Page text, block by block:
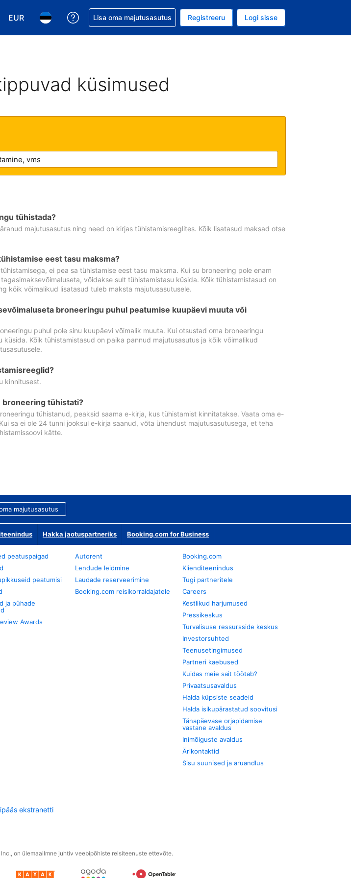
EUR
Vali valuuta. Praegune valitud valuuta on EUR
Vali keel. Praegune valitud keel on Eesti keeles
Saa broneeringuga abi
Lisa oma majutusasutus Registreeru Logi sisse
küsimused
tühistada?
majutusasutus ning need on kirjas tühistamisreeglites. Kõik lisatasud maksad otse
eest tasu maksma?
ei pea sa tühistamise eest tasu maksma. Kui su broneering pole enam
võidakse sult tühistamistasu küsida. Kõik tühistamistasud on
kõik võimalikud lisatasud tuleb maksta majutusasutusele.
broneeringu puhul peatumise kuupäevi muuta või
puhul pole sinu kuupäevi võimalik muuta. Kui otsustad oma broneeringu
küsida. Kõik tühistamistasud on paika pannud majutusasutus ja kõik võimalikud
kinnitusest.
broneering tühistati?
tühistanud, peaksid saama e-kirja, kus tühistamist kinnitatakse. Vaata oma e-
sa ei ole 24 tunni jooksul e-kirja saanud, võta ühendust majutusasutusega, et teha
kätte.
majutusasutus
Hakka jaotuspartneriks Booking.com for Business
peatuspaigad
peatumisi
ja pühade
Awards
Autorent
Lendude leidmine
Laudade reserveerimine
Booking.com reisikorraldajatele
Booking.com
Klienditeenindus
Tugi partneritele
Careers
Kestlikud harjumused
Pressikeskus
Turvalisuse ressursside keskus
Investorsuhted
Teenusetingimused
Partneri kaebused
Kuidas meie sait töötab?
Privaatsusavaldus
Halda küpsiste seadeid
Halda isikupärastatud soovitusi
Tänapäevase orjapidamise
vastane avaldus
Inimõiguste avaldus
Ärikontaktid
Sisu suunised ja aruandlus
ekstranetti
on ülemaailmne juhtiv veebipõhiste reisiteenuste ettevõte.